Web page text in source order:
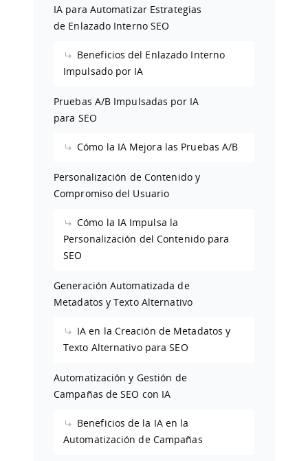
IA para Automatizar Estrategias
de Enlazado Interno SEO
Beneficios del Enlazado Interno
Impulsado por IA
Pruebas A/B Impulsadas por IA
para SEO
Cómo la IA Mejora las Pruebas A/B
Personalización de Contenido y
Compromiso del Usuario
Cómo la IA Impulsa la
Personalización del Contenido para
SEO
Generación Automatizada de
Metadatos y Texto Alternativo
IA en la Creación de Metadatos y
Texto Alternativo para SEO
Automatización y Gestión de
Campañas de SEO con IA
Beneficios de la IA en la
Automatización de Campañas